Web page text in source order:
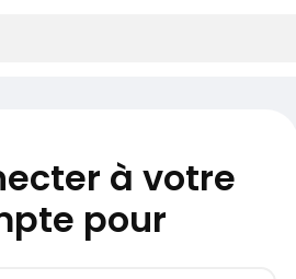
à votre
pour